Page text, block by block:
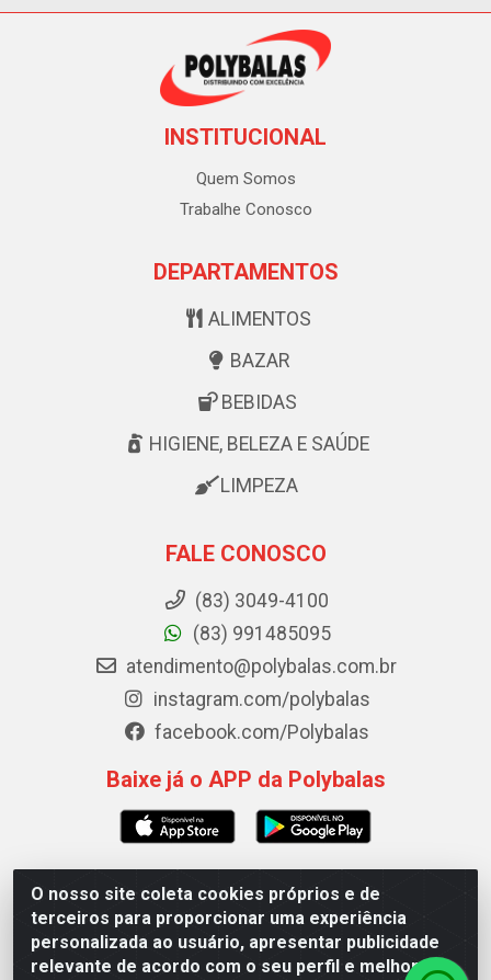
O nosso site coleta cookies próprios e de
terceiros para proporcionar uma experiência
personalizada ao usuário, apresentar publicidade
relevante de acordo com o seu perfil e melhorar a
INSTITUCIONAL
Quem Somos
Trabalhe Conosco
DEPARTAMENTOS
ALIMENTOS
BAZAR
BEBIDAS
HIGIENE, BELEZA E SAÚDE
LIMPEZA
FALE CONOSCO
(83) 3049-4100
(83) 991485095
atendimento@polybalas.com.br
instagram.com/polybalas
facebook.com/Polybalas
Baixe já o APP da Polybalas
Polybalas - Rua João Miguel de Souza, 173 Galpão B -
Ernesto Geisel, João Pessoa/PB - CEP 58.075-075 - CNPJ
00.909.327/0002-61